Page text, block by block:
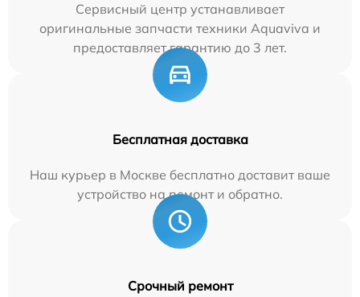
Сервисный центр устанавливает
оригинальные запчасти техники Aquaviva и
предоставляет гарантию до 3 лет.
Бесплатная доставка
Наш курьер в Москве бесплатно доставит ваше
устройство на ремонт и обратно.
Срочный ремонт